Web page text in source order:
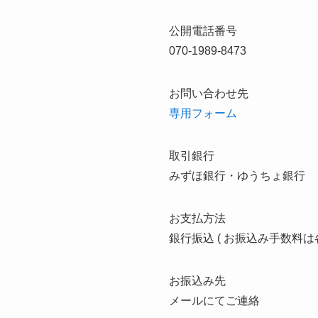
公開電話番号
070-1989-8473
お問い合わせ先
専用フォーム
取引銀行
みずほ銀行・ゆうちょ銀行
お支払方法
銀行振込 ( お振込み手数料は
お振込み先
メールにてご連絡